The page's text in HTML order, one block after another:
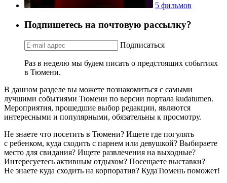
5 фильмов
Подпишетесь на почтовую рассылку?
Подписаться
Раз в неделю мы будем писать о предстоящих событиях
в Тюмени.
В данном разделе вы можете познакомиться с самыми
лучшими событиями Тюмени по версии портала kudatumen.
Мероприятия, прошедшие выбор редакции, являются
интересными и популярными, обязательны к просмотру.
Не знаете что посетить в Тюмени? Ищете где погулять
с ребенком, куда сходить с парнем или девушкой? Выбираете
место для свидания? Ищете развлечения на выходные?
Интересуетесь активным отдыхом? Посещаете выставки?
Не знаете куда сходить на корпоратив? КудаТюмень поможет!